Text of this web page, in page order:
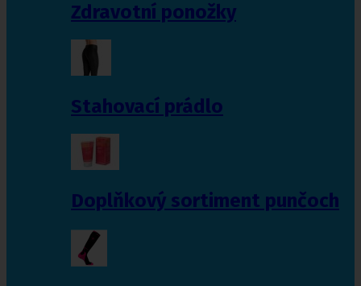
Zdravotní ponožky
Stahovací prádlo
Doplňkový sortiment punčoch